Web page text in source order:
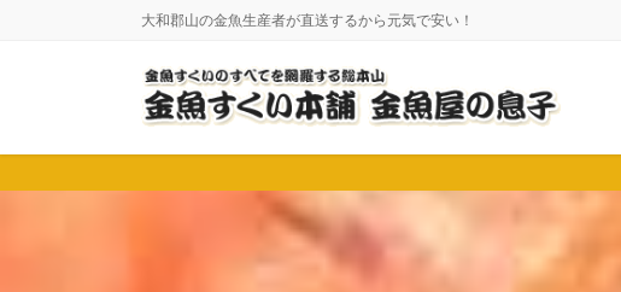
に
移
ョ
ン
大和郡山の金魚生産者が直送するから元気で安い！